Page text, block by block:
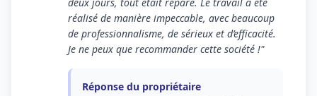
réalisé de manière impeccable, avec beaucoup
de professionnalisme, de sérieux et d’efficacité.
Je ne peux que recommander cette société !"
Réponse du propriétaire